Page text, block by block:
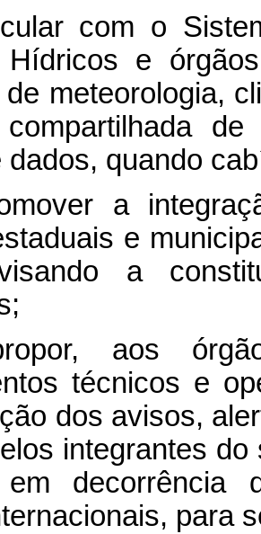
com o
Hídricos e
meteorologia,
compartilhada
dados, quando
a
e
a
aos órgãos
técnicos e
dos avisos,
integrantes
em decorrência
para